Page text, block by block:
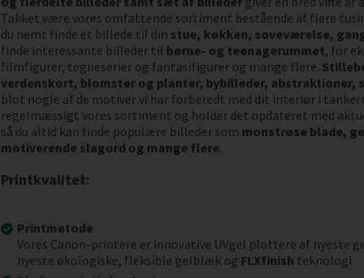
Takket være vores omfattende sortiment bestående af flere
du nemt finde et billede til din stue, køkken, soveværelse,
finde interessante billeder til børne- og teenagerummet, for
filmfigurer, tegneserier og fantasifigurer og mange flere.
verdenskort, blomster og planter, bybilleder, abstraktioner,
blot nogle af de motiver vi har forberedt med dit interiør i
regelmæssigt vores sortiment og holder det opdateret med
så du altid kan finde populære billeder som monstrøse blade,
motiverende slagord og mange flere.
Printkvalitet:
Printmetode
Vores Canon-printere er innovative UVgel plottere af nyeste
nyeste økologiske, fleksible gelblæk og FLXfinish teknologi.